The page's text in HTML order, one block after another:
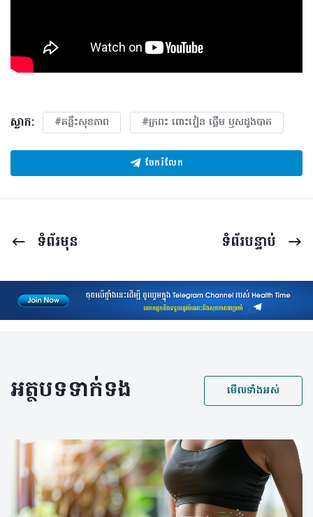
ស្លាក: #គន្លឹះសុខភាព #ក្រពះ​ ពោះវៀន​ ថ្លើម ឫសដូងបាត
ចែករំលែក
ទំព័រ​មុន ទំព័រ​បន្ទាប់
អត្ថបទទាក់ទង មើលទាំងអស់